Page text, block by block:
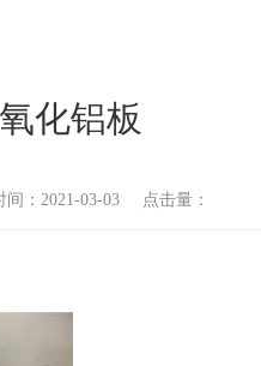
化铝板
间：2021-03-03 点击量：